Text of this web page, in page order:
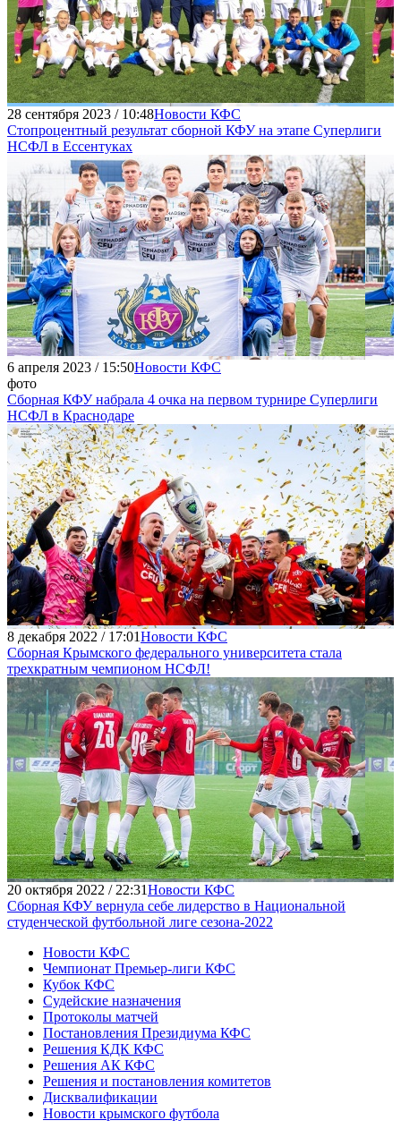
28 сентября 2023 / 10:48Новости КФС
Стопроцентный результат сборной КФУ на этапе Суперлиги
НСФЛ в Ессентуках
6 апреля 2023 / 15:50Новости КФС
фото
Сборная КФУ набрала 4 очка на первом турнире Суперлиги
НСФЛ в Краснодаре
8 декабря 2022 / 17:01Новости КФС
Сборная Крымского федерального университета стала
трехкратным чемпионом НСФЛ!
20 октября 2022 / 22:31Новости КФС
Сборная КФУ вернула себе лидерство в Национальной
студенческой футбольной лиге сезона-2022
Новости КФС
Чемпионат Премьер-лиги КФС
Кубок КФС
Судейские назначения
Протоколы матчей
Постановления Президиума КФС
Решения КДК КФС
Решения АК КФС
Решения и постановления комитетов
Дисквалификации
Новости крымского футбола